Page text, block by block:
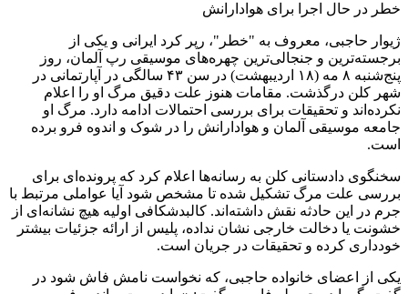
خطر در حال اجرا برای هوادارانش
ژیوار حاجبی، معروف به "خطر"، رپر کرد ایرانی و یکی از
برجسته‌ترین و جنجالی‌ترین چهره‌های موسیقی رپ آلمان، روز
پنج‌شنبه ۸ مه (١٨ اردیبهشت) در سن ۴۳ سالگی در آپارتمانی در
شهر کلن درگذشت. مقامات هنوز علت دقیق مرگ او را اعلام
نکرده‌اند و تحقیقات برای بررسی احتمالات ادامه دارد. مرگ او
جامعه موسیقی آلمان و هوادارانش را در شوک و اندوه فرو برده
است.
سخنگوی دادستانی کلن به رسانه‌ها اعلام کرد که پرونده‌ای برای
بررسی علت مرگ تشکیل شده تا مشخص شود آیا عواملی مرتبط با
جرم در این حادثه نقش داشته‌اند. کالبدشکافی اولیه هیچ نشانه‌ای از
خشونت یا دخالت خارجی نشان نداده، پلیس از ارائه جزئیات بیشتر
خودداری کرده و تحقیقات در جریان است.
یکی از اعضای خانواده حاجبی، که نخواست نامش فاش شود در